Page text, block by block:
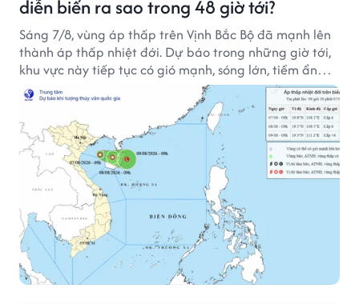
diễn biến ra sao trong 48 giờ tới?
Sáng 7/8, vùng áp thấp trên Vịnh Bắc Bộ đã mạnh lên
thành áp thấp nhiệt đới. Dự báo trong những giờ tới,
khu vực này tiếp tục có gió mạnh, sóng lớn, tiềm ẩn
nhiều nguy cơ đối với hoạt động của tàu thuyền trên
biển.